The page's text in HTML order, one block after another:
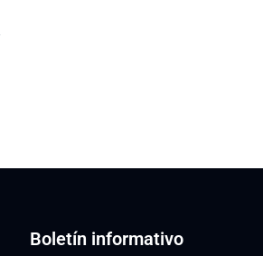
Seguridad en Arcosa Castaños –
Boletín informativo